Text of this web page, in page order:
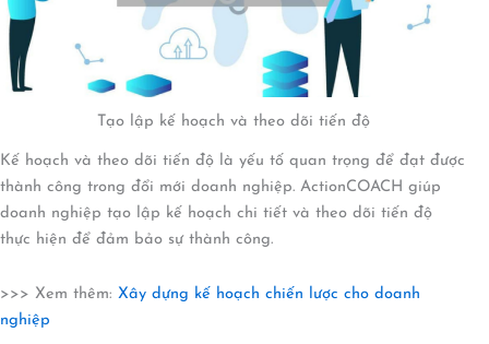
Tạo lập kế hoạch và theo dõi tiến độ
Kế hoạch và theo dõi tiến độ là yếu tố quan trọng để đạt được
thành công trong đổi mới doanh nghiệp. ActionCOACH giúp
doanh nghiệp tạo lập kế hoạch chi tiết và theo dõi tiến độ
thực hiện để đảm bảo sự thành công.
>>> Xem thêm: Xây dựng kế hoạch chiến lược cho doanh
nghiệp